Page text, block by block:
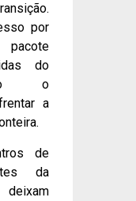
por
do
o
a
de
da
deixam